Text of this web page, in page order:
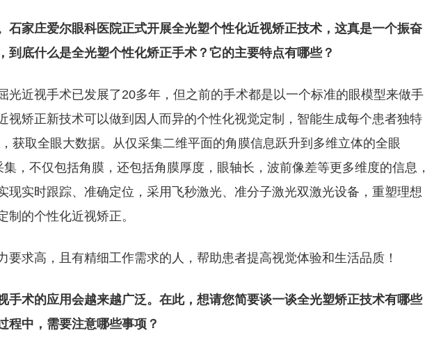
石家庄爱尔眼科医院正式开展全光塑个性化近视矫正技术，这真是一个振奋
到底什么是全光塑个性化矫正手术？它的主要特点有哪些？
光近视手术已发展了20多年，但之前的手术都是以一个标准的眼模型来做手
视矫正新技术可以做到因人而异的个性化视觉定制，智能生成每个患者独特
获取全眼大数据。从仅采集二维平面的角膜信息跃升到多维立体的全眼
，不仅包括角膜，还包括角膜厚度，眼轴长，波前像差等更多维度的信息，
现实时跟踪、准确定位，采用飞秒激光、准分子激光双激光设备，重塑理想
制的个性化近视矫正。
要求高，且有精细工作需求的人，帮助患者提高视觉体验和生活品质！
手术的应用会越来越广泛。在此，想请您简要谈一谈全光塑矫正技术有哪些
程中，需要注意哪些事项？